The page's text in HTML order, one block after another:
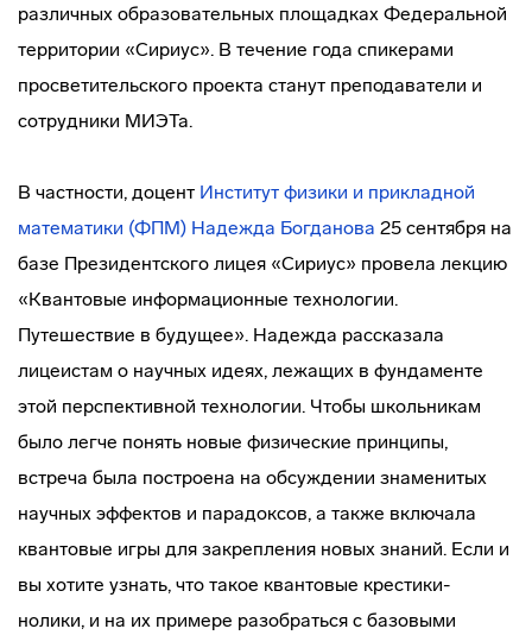
различных образовательных площадках Федеральной
территории «Сириус». В течение года спикерами
просветительского проекта станут преподаватели и
сотрудники МИЭТа.
В частности, доцент Институт физики и прикладной
математики (ФПМ) Надежда Богданова 25 сентября на
базе Президентского лицея «Сириус» провела лекцию
«Квантовые информационные технологии.
Путешествие в будущее». Надежда рассказала
лицеистам о научных идеях, лежащих в фундаменте
этой перспективной технологии. Чтобы школьникам
было легче понять новые физические принципы,
встреча была построена на обсуждении знаменитых
научных эффектов и парадоксов, а также включала
квантовые игры для закрепления новых знаний. Если и
вы хотите узнать, что такое квантовые крестики-
нолики, и на их примере разобраться с базовыми